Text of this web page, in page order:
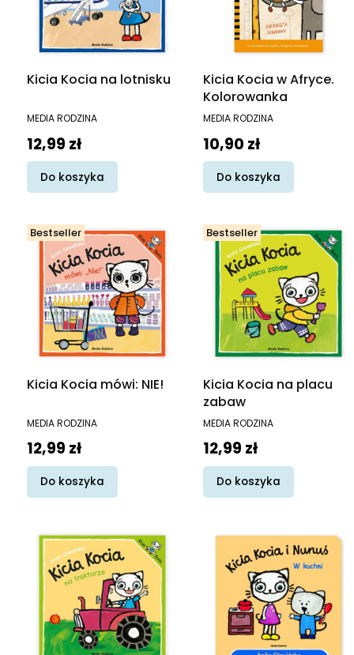
Kicia Kocia na lotnisku
PRODUCENT
MEDIA RODZINA
Cena
12,99 zł
Do koszyka
Kicia Kocia w Afryce.
Kolorowanka
PRODUCENT
MEDIA RODZINA
Cena
10,90 zł
Do koszyka
Bestseller
Kicia Kocia mówi: NIE!
PRODUCENT
MEDIA RODZINA
Cena
12,99 zł
Do koszyka
Bestseller
Kicia Kocia na placu
zabaw
PRODUCENT
MEDIA RODZINA
Cena
12,99 zł
Do koszyka